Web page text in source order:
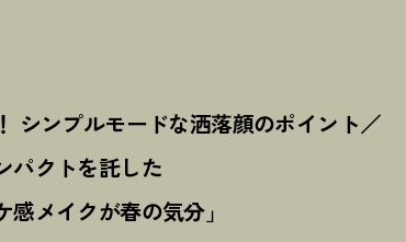
！ シンプルモードな洒落顔のポイント／
パクトを託した
感メイクが春の気分」